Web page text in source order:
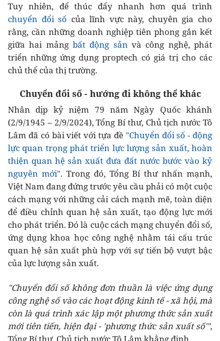
Tuy nhiên, để thúc đẩy nhanh hơn quá trình
chuyển đổi số của lĩnh vực này, chuyên gia cho
rằng, cần những doanh nghiệp tiên phong gắn kết
giữa hai mảng bất động sảnvà công nghệ, phát
triển những ứng dụng proptech có giá trị cho các
chủ thể của thị trường.
Chuyển đổi số - hướng đi không thể khác
Nhân dịp kỷ niệm 79 năm Ngày Quốc khánh
(2/9/1945 – 2/9/2024), Tổng Bí thư, Chủ tịch nước Tô
Lâm đã có bài viết với tựa đề "Chuyển đổi số - động
lực quan trọng phát triển lực lượng sản xuất, hoàn
thiện quan hệ sản xuất đưa đất nước bước vào kỷ
nguyên mới". Trong đó, Tổng Bí thư nhấn mạnh,
Việt Nam đang đứng trước yêu cầu phải có một cuộc
cách mạng với những cải cách mạnh mẽ, toàn diện
để điều chỉnh quan hệ sản xuất, tạo động lực mới
cho phát triển. Đó là cuộc cách mạng chuyển đổi số,
ứng dụng khoa học công nghệ nhằm tái cấu trúc
quan hệ sản xuất phù hợp với sự tiến bộ vượt bậc
của lực lượng sản xuất.
"Chuyển đổi số không đơn thuần là việc ứng dụng
công nghệ số vào các hoạt động kinh tế - xã hội, mà
còn là quá trình xác lập một phương thức sản xuất
mới tiên tiến, hiện đại - 'phương thức sản xuất số'",